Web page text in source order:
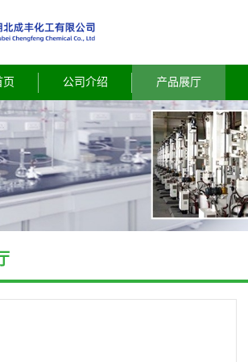
页 公司介绍 产品展厅